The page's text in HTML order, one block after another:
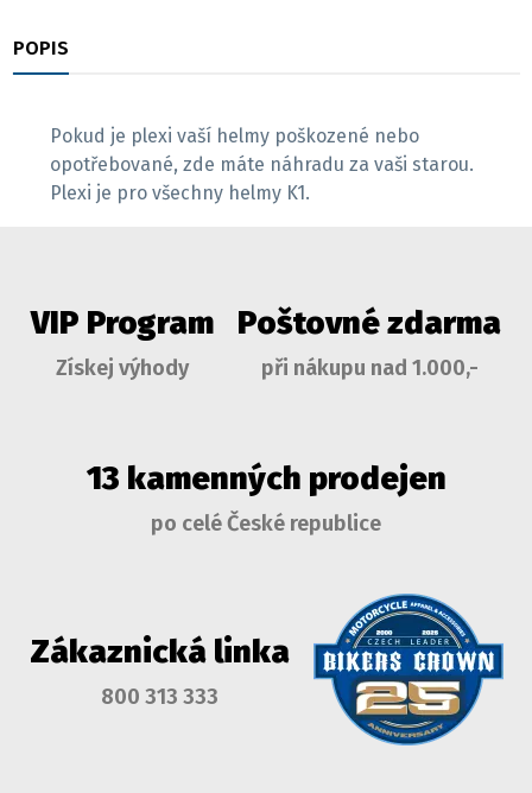
POPIS
Pokud je plexi vaší helmy poškozené nebo
opotřebované, zde máte náhradu za vaši starou.
Plexi je pro všechny helmy K1.
VIP Program
Získej výhody
Poštovné zdarma
při nákupu nad 1.000,-
13 kamenných prodejen
po celé České republice
Zákaznická linka
800 313 333